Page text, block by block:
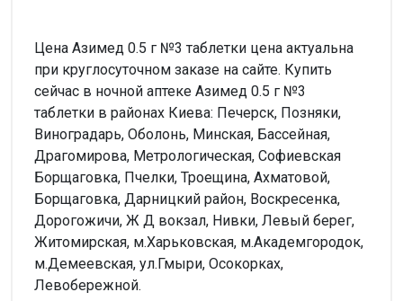
Цена Азимед 0.5 г №3 таблетки цена актуальна
при круглосуточном заказе на сайте. Купить
сейчас в ночной аптеке Азимед 0.5 г №3
таблетки в районах Киева: Печерск, Позняки,
Виноградарь, Оболонь, Минская, Бассейная,
Драгомирова, Метрологическая, Софиевская
Борщаговка, Пчелки, Троещина, Ахматовой,
Борщаговка, Дарницкий район, Воскресенка,
Дорогожичи, Ж Д вокзал, Нивки, Левый берег,
Житомирская, м.Харьковская, м.Академгородок,
м.Демеевская, ул.Гмыри, Осокорках,
Левобережной.